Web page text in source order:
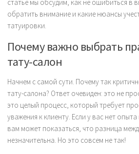
статье мы обсудим, как не ошибиться в
обратить внимание и какие нюансы
татуировки.
Почему важно выбрать
тату-салон
Начнем с самой сути. Почему так
тату-салона? Ответ очевиден: это не
это целый процесс, который требует
уважения к клиенту. Если у вас нет
вам может показаться, что разница
незначительна. Но это совсем не так!